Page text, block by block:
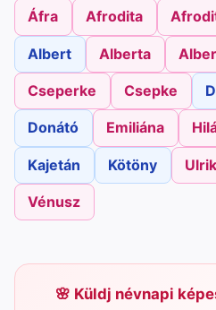
Áfra Afrodita
Albert Alberta
Cseperke Csepke
Donátó Emiliána
Kajetán Kötöny
Vénusz
Küldj névnapi